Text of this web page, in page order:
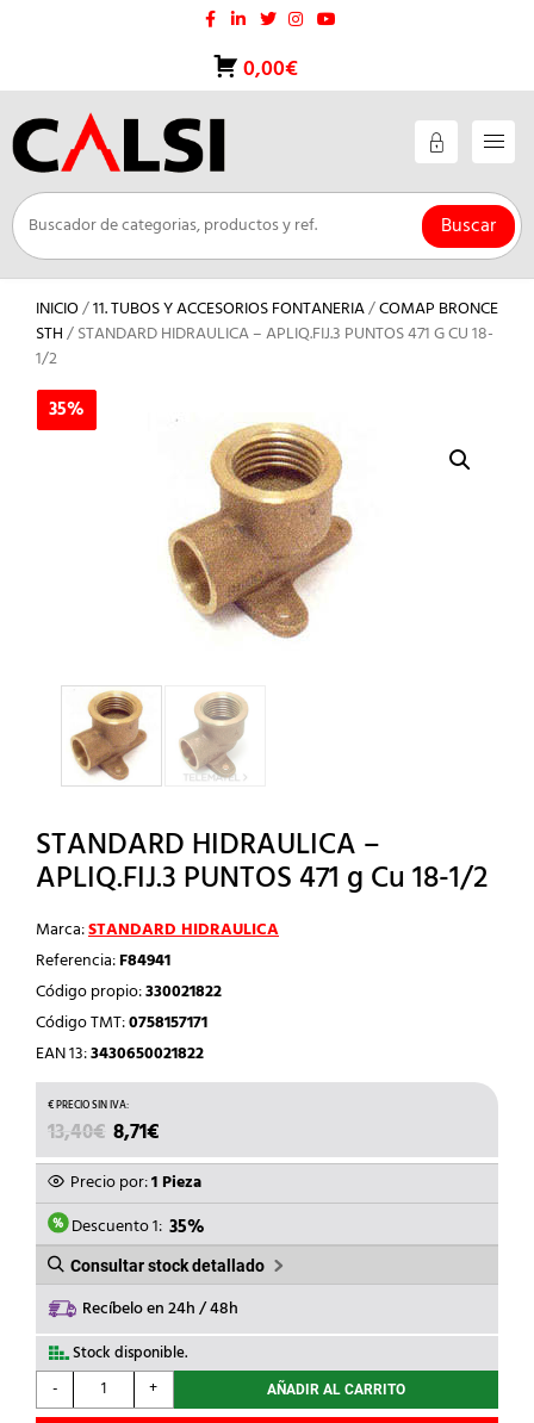
0,00€
Buscar
INICIO/11. TUBOS Y ACCESORIOS FONTANERIA/COMAP BRONCE
STH/ STANDARD HIDRAULICA – APLIQ.FIJ.3 PUNTOS 471 G CU 18-
1/2
35%
STANDARD HIDRAULICA –
APLIQ.FIJ.3 PUNTOS 471 g Cu 18-1/2
Marca:STANDARD HIDRAULICA
Referencia:F84941
Código propio:330021822
Código TMT:0758157171
EAN 13:3430650021822
13,40€ EL
PRECIO
ORIGINAL
ERA:
13,40€.
8,71€
PRECIO
ACTUAL
ES:
8,71€.
Precio por:1 Pieza
Descuento 1: 35%
Consultar stock detallado
Recíbelo en 24h / 48h
Stock disponible.
-
STANDARD
HIDRAULICA
+ AÑADIR AL CARRITO
35%